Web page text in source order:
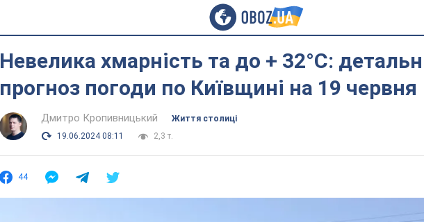
Невелика хмарність та до + 32°С:
прогноз погоди по Київщині на 19 червня
Дмитро Кропивницький
Життя столиці
19.06.2024 08:11
2,3 т.
44